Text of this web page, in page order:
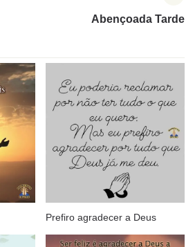
Abençoada Tarde
Prefiro agradecer a Deus